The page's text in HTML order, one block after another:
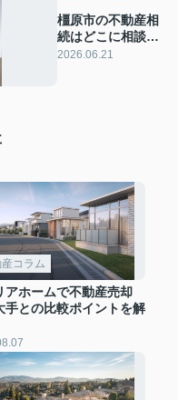
橿原市の不動産相
続はどこに相談す
る？基本からヒカ
2026.06.21
コラム
アホームで不動産売却
手との比較ポイントを解